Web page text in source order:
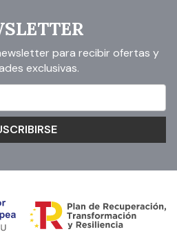
para recibir ofertas y
exclusivas.